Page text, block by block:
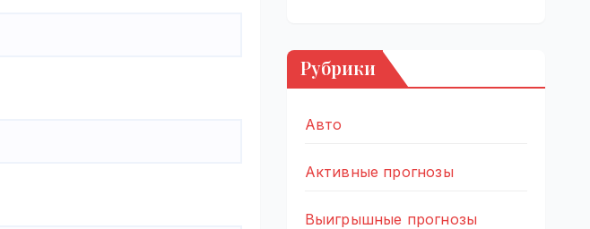
Рубрики
Авто
Активные прогнозы
Выигрышные прогнозы